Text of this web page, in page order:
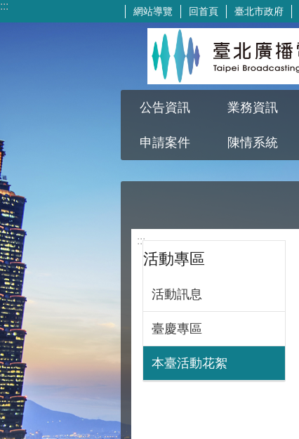
跳到主要內容區塊
::: 網站導覽 回首頁 臺北市政府
公告資訊 業務資訊
申請案件 陳情系統
:::
活動專區
活動訊息
臺慶專區
本臺活動花絮